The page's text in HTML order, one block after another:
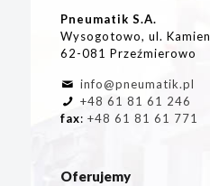
Pneumatik S.A.
Wysogotowo, ul.
62-081 Przeźmierowo
info@pneumatik.pl
+48 61 81 61 246
fax: +48 61 81 61 771
Oferujemy